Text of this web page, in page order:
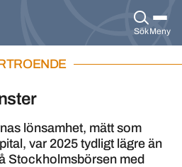
SökMeny
lönsamhet, mätt som
var 2025 tydligt lägre än
Stockholmsbörsen med